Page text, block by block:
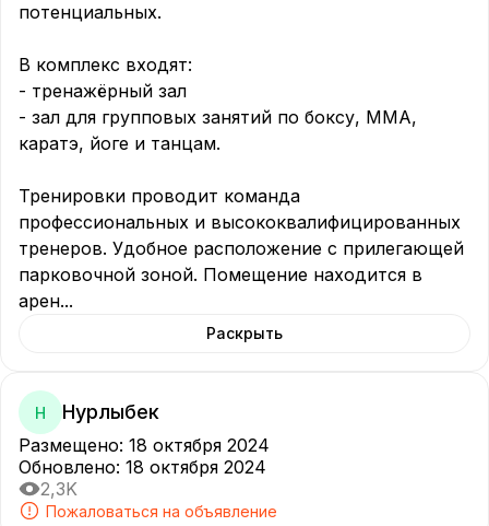
потенциальных.
В комплекс входят:
- тренажёрный зал
- зал для групповых занятий по боксу, MMA,
каратэ, йоге и танцам.
Тренировки проводит команда
профессиональных и высококвалифицированных
тренеров. Удобное расположение с прилегающей
парковочной зоной. Помещение находится в
арен...
Раскрыть
Н Нурлыбек
Размещено: 18 октября 2024
Обновлено: 18 октября 2024
2,3K
Пожаловаться на объявление